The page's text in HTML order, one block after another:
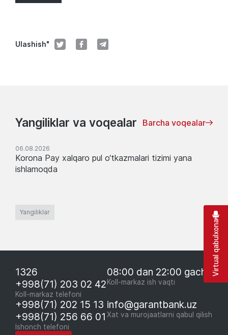
Ulashish"
Yangiliklar va voqealar Barcha voqealar
06.08.2026
Korona Pay xalqaro pul o‘tkazmalari tizimi yana
ishlamoqda
Yangiliklar
1326
+998(71) 203 02 42
Koll-markaz telefoni
08:00 dan 22:00 gacha
Koll-markaz ish vaqti
+998(71) 202 15 13
+998(71) 256 66 01
Ishonch telefoni
info@garantbank.uz
Xat va murojaatlarni qabul qilish
Virtual qabulxona